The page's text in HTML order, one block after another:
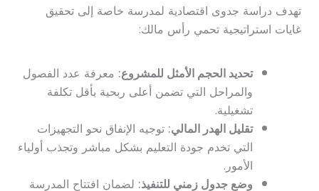
تهدف دراسة جدوى اقتصادية لمدرسة خاصة إلى تحقيق
غايات استراتيجية تحمي رأس مالك:
تحديد الحجم الأمثل للمشروع:معرفة عدد الفصول
والمراحل التي تضمن أعلى ربحية بأقل تكلفة
تشغيلية.
تقليل الهدر المالي:توجيه الإنفاق نحو التجهيزات
التي تخدم جودة التعليم بشكل مباشر وتجذب أولياء
الأمور.
وضع جدول زمني للتنفيذ:لضمان افتتاح المدرسة